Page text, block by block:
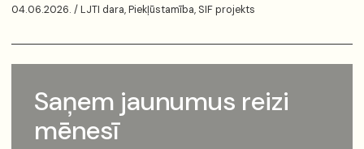
04.06.2026. / LJTI dara, Piekļūstamība, SIF projekts
Saņem jaunumus reizi
mēnesī